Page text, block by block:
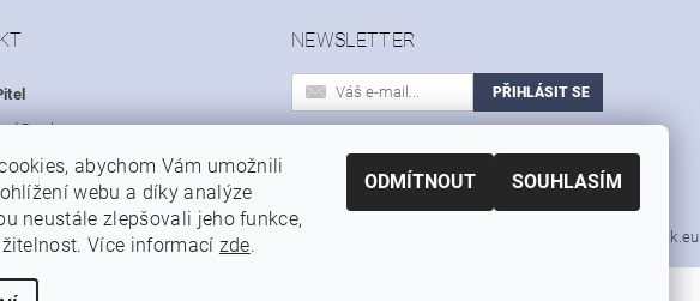
@sohoo.cz
603 531 614
NEWSLETTER
podmínkami ochrany osobních údajů
| Autoservis a pneuservis Auto-Pitel.cz Profi nářadí v akci Simek.eu
abychom Vám umožnili
webu a díky analýze
neustále zlepšovali jeho funkce,
Více informací zde.
ODMÍTNOUT SOUHLASÍM